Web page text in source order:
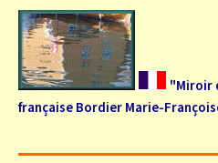
"Miroir
française Bordier Marie-